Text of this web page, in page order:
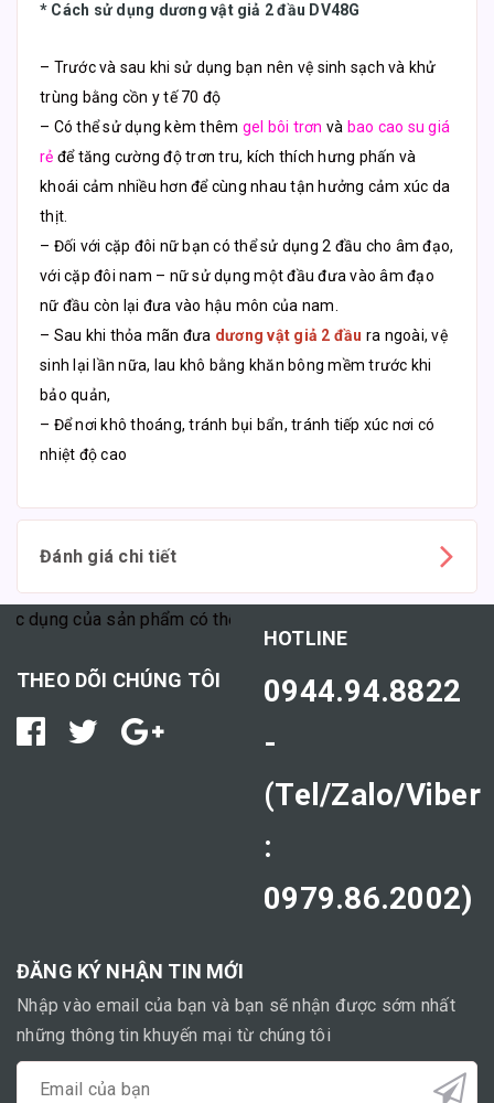
* Cách sử dụng dương vật giả 2 đầu DV48G
– Trước và sau khi sử dụng bạn nên vệ sinh sạch và khử
trùng bằng cồn y tế 70 độ
– Có thể sử dụng kèm thêm gel bôi trơn và bao cao su giá
rẻ để tăng cường độ trơn tru, kích thích hưng phấn và
khoái cảm nhiều hơn để cùng nhau tận hưởng cảm xúc da
thịt.
– Đối với cặp đôi nữ bạn có thể sử dụng 2 đầu cho âm đạo,
với cặp đôi nam – nữ sử dụng một đầu đưa vào âm đạo
nữ đầu còn lại đưa vào hậu môn của nam.
– Sau khi thỏa mãn đưa dương vật giả 2 đầu ra ngoài, vệ
sinh lại lần nữa, lau khô bằng khăn bông mềm trước khi
bảo quản,
– Để nơi khô thoáng, tránh bụi bẩn, tránh tiếp xúc nơi có
nhiệt độ cao
Đánh giá chi tiết
của sản phẩm có thể tùy thuộc vào cơ địa mỗi người."
THEO DÕI CHÚNG TÔI
HOTLINE
0944.94.8822
-
(Tel/Zalo/Viber
:
0979.86.2002)
ĐĂNG KÝ NHẬN TIN MỚI
Nhập vào email của bạn và bạn sẽ nhận được sớm nhất
những thông tin khuyến mại từ chúng tôi